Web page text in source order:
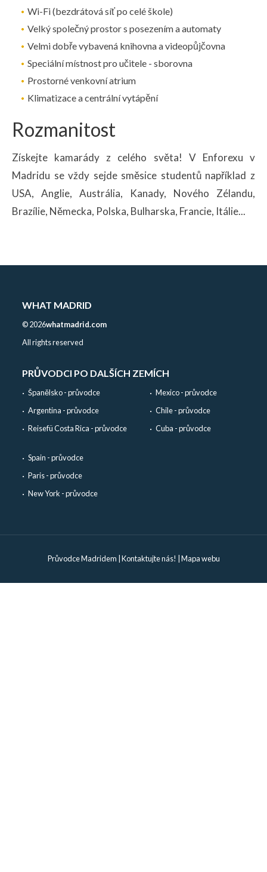
Wi-Fi (bezdrátová síť po celé škole)
Velký společný prostor s posezením a automaty
Velmi dobře vybavená knihovna a videopůjčovna
Speciální místnost pro učitele - sborovna
Prostorné venkovní atrium
Klimatizace a centrální vytápění
Rozmanitost
Získejte kamarády z celého světa! V Enforexu v
Madridu se vždy sejde směsice studentů například z
USA, Anglie, Austrália, Kanady, Nového Zélandu,
Brazílie, Německa, Polska, Bulharska, Francie, Itálie...
WHAT MADRID
©2026whatmadrid.com
All rights reserved
PRŮVODCI PO DALŠÍCH ZEMÍCH
Španělsko - průvodce
Argentina - průvodce
Reisefü Costa Rica - průvodce
Mexico - průvodce
Chile - průvodce
Cuba - průvodce
Spain - průvodce
Paris - průvodce
New York - průvodce
Průvodce Madridem Kontaktujte nás! Mapa webu